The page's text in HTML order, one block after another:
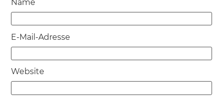
Name
E-Mail-Adresse
Website